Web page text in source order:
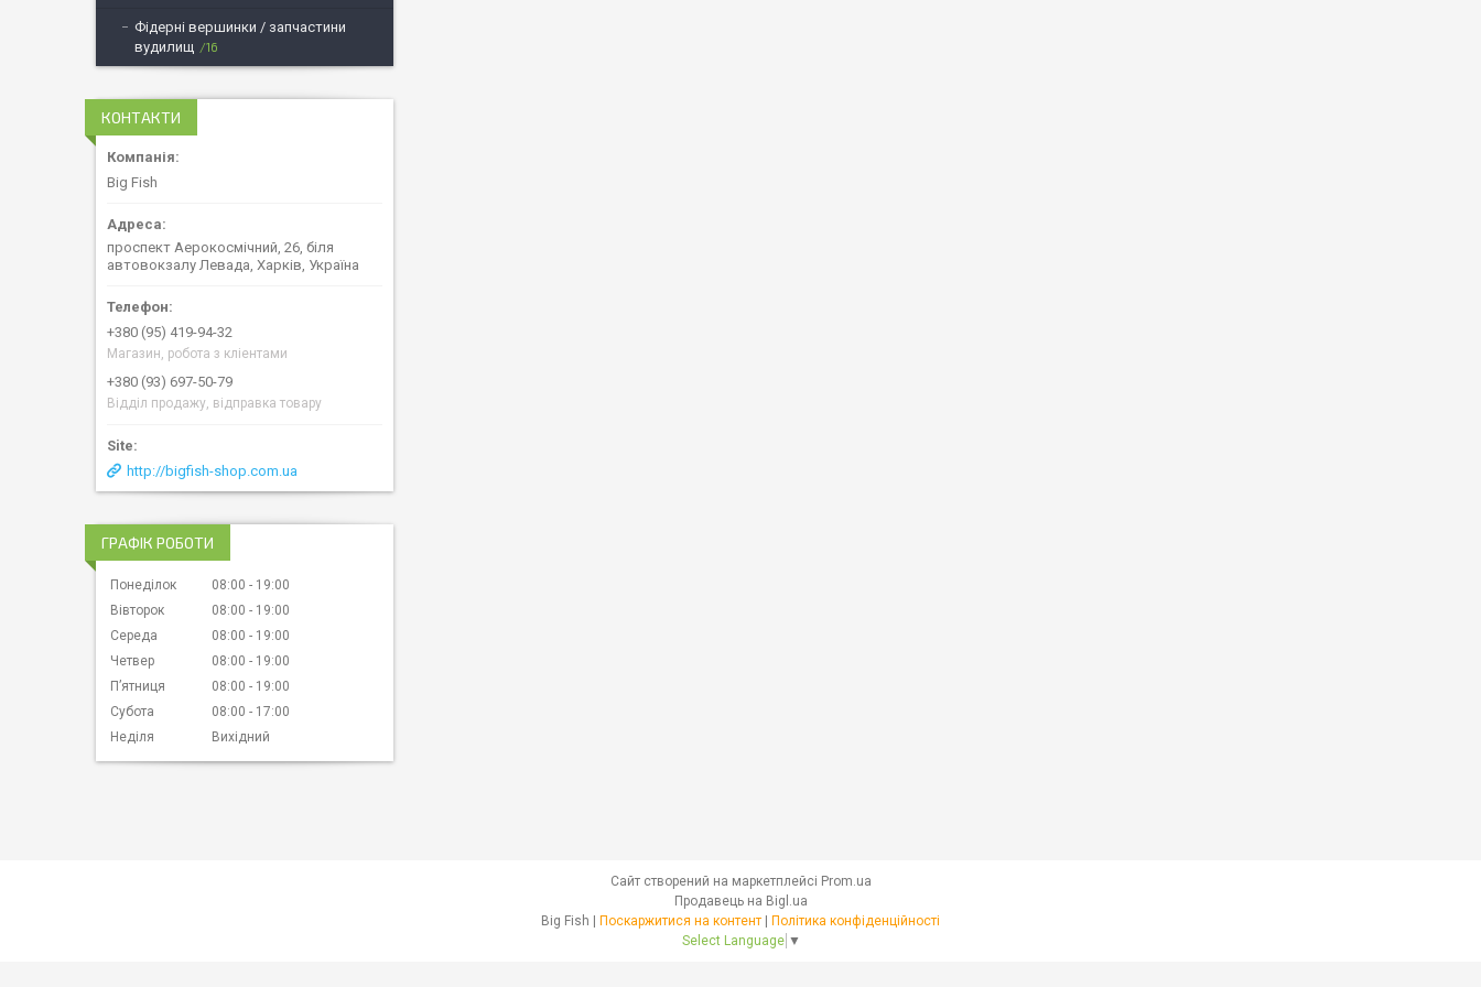
Фідерні вершинки / запчастини
вудилищ
16
КОНТАКТИ
Big Fish
проспект Аерокосмічний, 26, біля
автовокзалу Левада, Харків, Україна
+380 (95) 419-94-32
Магазин, робота з кліентами
+380 (93) 697-50-79
Відділ продажу, відправка товару
http://bigfish-shop.com.ua
ГРАФІК РОБОТИ
Понеділок 08:00
19:00
Вівторок
08:00
19:00
Середа
08:00
19:00
Четвер
08:00
19:00
Пʼятниця
08:00
19:00
Субота
08:00
17:00
Неділя
Вихідний
Сайт створений на маркетплейсі Prom.ua
Продавець на Bigl.ua
Big Fish | Поскаржитися на контент | Політика конфіденційності
Select Language ▼